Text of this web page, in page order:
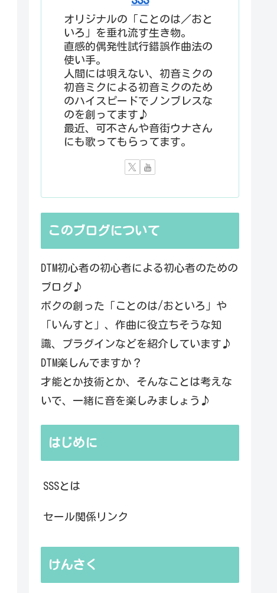
オリジナルの「ことのは／おと
いろ」を垂れ流す生き物。
直感的偶発性試行錯誤作曲法の
使い手。
人間には唄えない、初音ミクの
初音ミクによる初音ミクのため
のハイスピードでノンブレスな
のを創ってます♪
最近、可不さんや音街ウナさん
にも歌ってもらってます。
このブログについて
DTM初心者の初心者による初心者のための
ブログ♪
ボクの創った「ことのは/おといろ」や
「いんすと」、作曲に役立ちそうな知
識、プラグインなどを紹介しています♪
DTM楽しんでますか？
才能とか技術とか、そんなことは考えな
いで、一緒に音を楽しみましょう♪
はじめに
SSSとは
セール関係リンク
けんさく